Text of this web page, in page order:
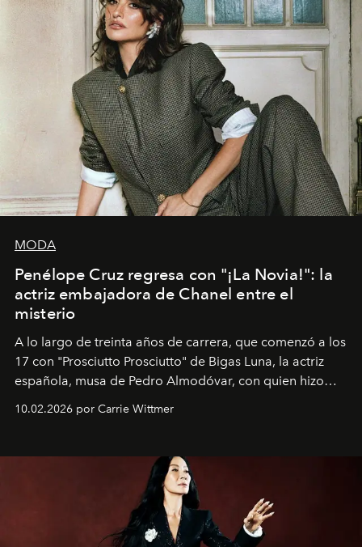
MODA
Penélope Cruz regresa con "¡La Novia!": la
actriz embajadora de Chanel entre el
misterio
A lo largo de treinta años de carrera, que comenzó a los
17 con "Prosciutto Prosciutto" de Bigas Luna, la actriz
española, musa de Pedro Almodóvar, con quien hizo
Barcelona", ha dividido su tiempo entre Europa y
dirigida por Maggie Gyllenhaal.
10.02.2026 por Carrie Wittmer